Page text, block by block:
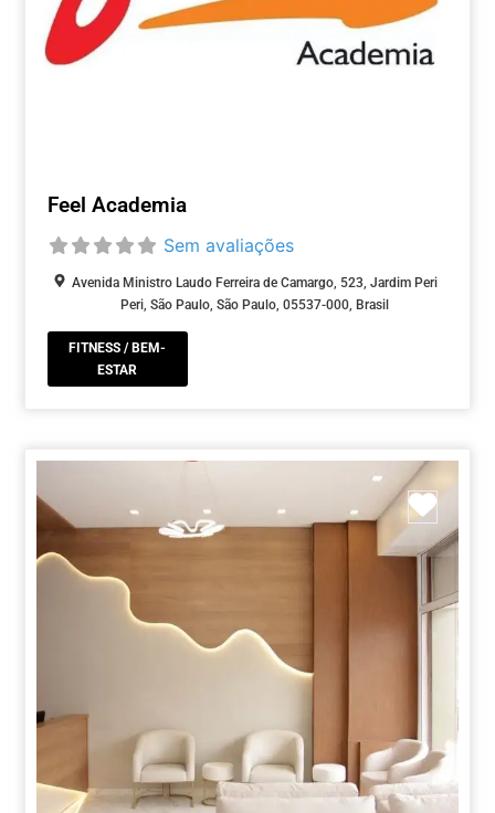
Feel Academia
Sem avaliações
Avenida Ministro Laudo Ferreira de Camargo, 523, Jardim Peri
Peri, São Paulo, São Paulo, 05537-000, Brasil
FITNESS / BEM-
ESTAR